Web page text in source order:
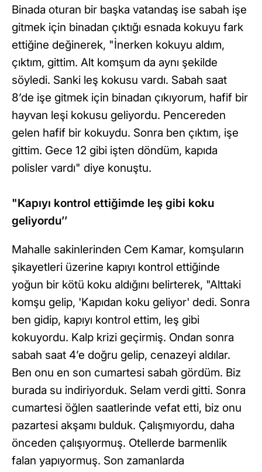
Binada oturan bir başka vatandaş ise sabah işe
gitmek için binadan çıktığı esnada kokuyu fark
ettiğine değinerek, "İnerken kokuyu aldım,
çıktım, gittim. Alt komşum da aynı şekilde
söyledi. Sanki leş kokusu vardı. Sabah saat
8’de işe gitmek için binadan çıkıyorum, hafif bir
hayvan leşi kokusu geliyordu. Pencereden
gelen hafif bir kokuydu. Sonra ben çıktım, işe
gittim. Gece 12 gibi işten döndüm, kapıda
polisler vardı" diye konuştu.
"Kapıyı kontrol ettiğimde leş gibi koku
geliyordu’’
Mahalle sakinlerinden Cem Kamar, komşuların
şikayetleri üzerine kapıyı kontrol ettiğinde
yoğun bir kötü koku aldığını belirterek, "Alttaki
komşu gelip, 'Kapıdan koku geliyor' dedi. Sonra
ben gidip, kapıyı kontrol ettim, leş gibi
kokuyordu. Kalp krizi geçirmiş. Ondan sonra
sabah saat 4’e doğru gelip, cenazeyi aldılar.
Ben onu en son cumartesi sabah gördüm. Biz
burada su indiriyorduk. Selam verdi gitti. Sonra
cumartesi öğlen saatlerinde vefat etti, biz onu
pazartesi akşamı bulduk. Çalışmıyordu, daha
önceden çalışıyormuş. Otellerde barmenlik
falan yapıyormuş. Son zamanlarda